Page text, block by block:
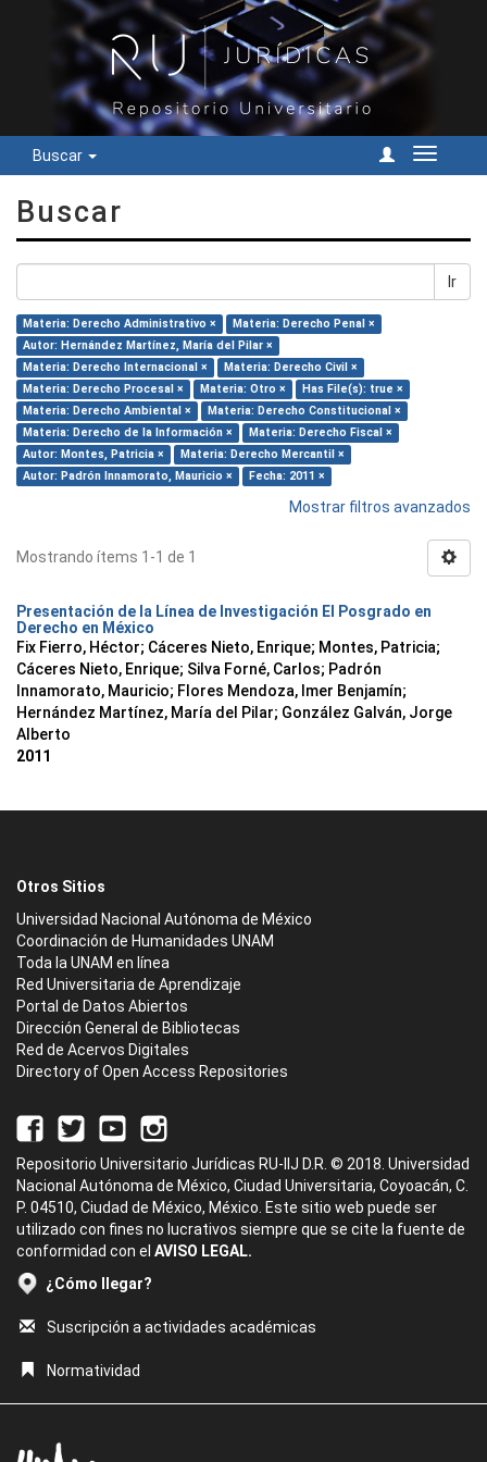
Buscar
Cambiar
Buscar
Ir
Materia: Derecho Administrativo ×
Materia: Derecho Penal ×
Autor: Hernández Martínez, María del Pilar ×
Materia: Derecho Internacional ×
Materia: Derecho Civil ×
Materia: Derecho Procesal ×
Materia: Otro ×
Has File(s): true ×
Materia: Derecho Ambiental ×
Materia: Derecho Constitucional ×
Materia: Derecho de la Información ×
Materia: Derecho Fiscal ×
Autor: Montes, Patricia ×
Materia: Derecho Mercantil ×
Autor: Padrón Innamorato, Mauricio ×
Fecha: 2011 ×
Mostrar filtros avanzados
Mostrando ítems 1-1 de 1
Presentación de la Línea de Investigación El Posgrado en
Derecho en México
Fix Fierro, Héctor; Cáceres Nieto, Enrique; Montes, Patricia;
Cáceres Nieto, Enrique; Silva Forné, Carlos; Padrón
Innamorato, Mauricio; Flores Mendoza, Imer Benjamín;
Hernández Martínez, María del Pilar; González Galván, Jorge
Alberto
2011
Otros Sitios
Universidad Nacional Autónoma de México
Coordinación de Humanidades UNAM
Toda la UNAM en línea
Red Universitaria de Aprendizaje
Portal de Datos Abiertos
Dirección General de Bibliotecas
Red de Acervos Digitales
Directory of Open Access Repositories
Repositorio Universitario Jurídicas RU-IIJ D.R. © 2018. Universidad
Nacional Autónoma de México, Ciudad Universitaria, Coyoacán, C.
P. 04510, Ciudad de México, México. Este sitio web puede ser
utilizado con fines no lucrativos siempre que se cite la fuente de
conformidad con el AVISO LEGAL.
¿Cómo llegar?
Suscripción a actividades académicas
Normatividad